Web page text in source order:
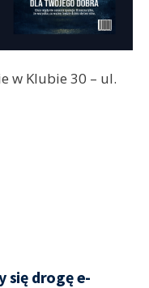
w Klubie 30 – ul.
się drogę e-